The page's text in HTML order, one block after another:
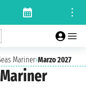
Mariner›Marzo 2027